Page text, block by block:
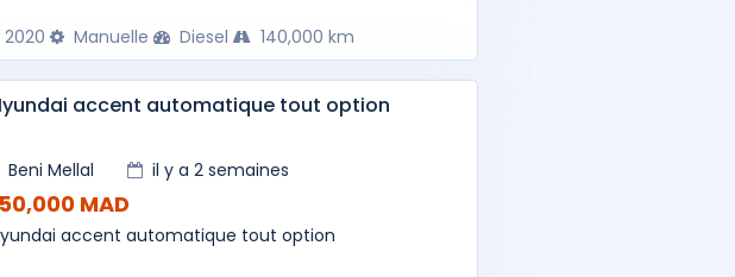
2020 Manuelle Diesel 140,000 km
accent automatique tout option
Beni Mellal il y a 2 semaines
MAD
accent automatique tout option